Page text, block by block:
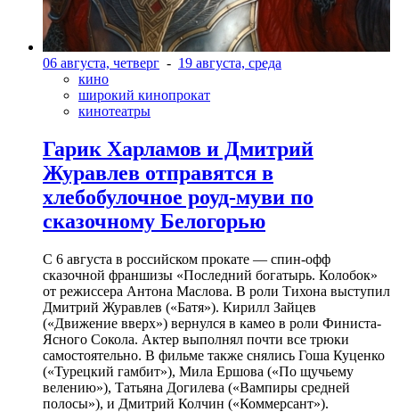
06 августа, четверг - 19 августа, среда
кино
широкий кинопрокат
кинотеатры
Гарик Харламов и Дмитрий
Журавлев отправятся в
хлебобулочное роуд-муви по
сказочному Белогорью
С 6 августа в российском прокате — спин-офф
сказочной франшизы «Последний богатырь. Колобок»
от режиссера Антона Маслова. В роли Тихона выступил
Дмитрий Журавлев («Батя»). Кирилл Зайцев
(«Движение вверх») вернулся в камео в роли Финиста-
Ясного Сокола. Актер выполнял почти все трюки
самостоятельно. В фильме также снялись Гоша Куценко
(«Турецкий гамбит»), Мила Ершова («По щучьему
велению»), Татьяна Догилева («Вампиры средней
полосы»), и Дмитрий Колчин («Коммерсант»).